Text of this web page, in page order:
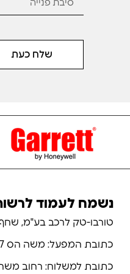
שלח כעת
נשמח לעמוד
טורבו-טק לרכב בע"מ,
כתובת המפעל: משה הס 7 לוד